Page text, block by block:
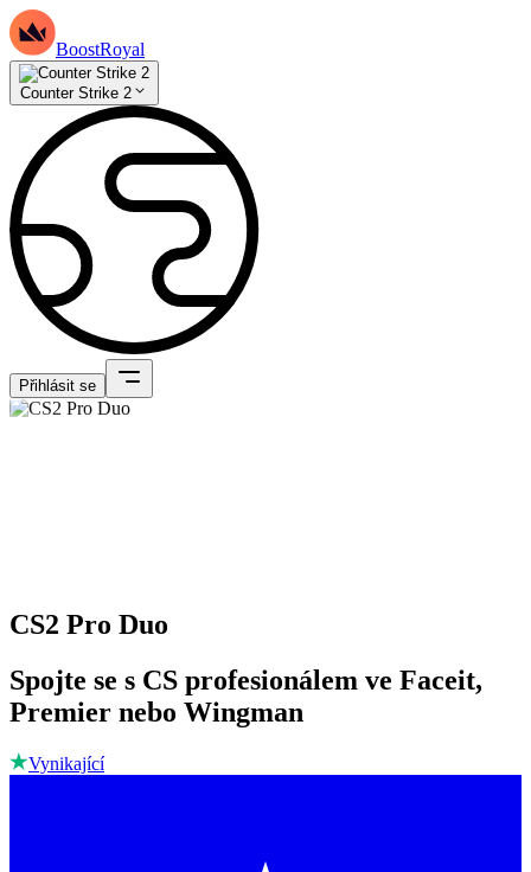
BoostRoyal
Counter Strike 2
Přihlásit se
CS2 Pro Duo
Spojte se s CS profesionálem ve Faceit,
Premier nebo Wingman
Vynikající